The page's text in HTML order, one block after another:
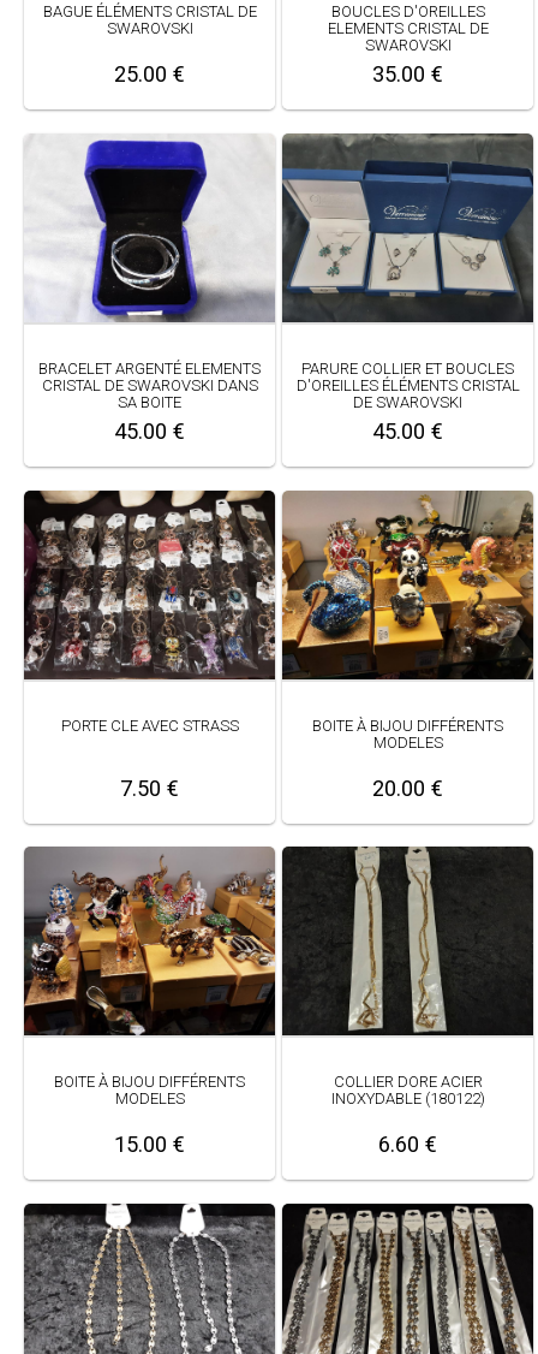
BAGUE ÉLÉMENTS CRISTAL DE
SWAROVSKI
25.00 €
BOUCLES D'OREILLES
ELEMENTS CRISTAL DE
SWAROVSKI
35.00 €
BRACELET ARGENTÉ ELEMENTS
CRISTAL DE SWAROVSKI DANS
SA BOITE
45.00 €
PARURE COLLIER ET BOUCLES
D'OREILLES ÉLÉMENTS CRISTAL
DE SWAROVSKI
45.00 €
PORTE CLE AVEC STRASS
7.50 €
BOITE À BIJOU DIFFÉRENTS
MODELES
20.00 €
BOITE À BIJOU DIFFÉRENTS
MODELES
15.00 €
COLLIER DORE ACIER
INOXYDABLE (180122)
6.60 €